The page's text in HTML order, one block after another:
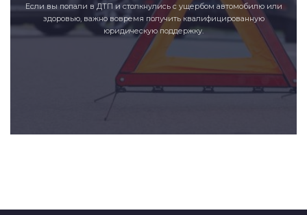
Если вы попали в ДТП и столкнулись с ущербом автомобилю или
здоровью, важно вовремя получить квалифицированную
юридическую поддержку.